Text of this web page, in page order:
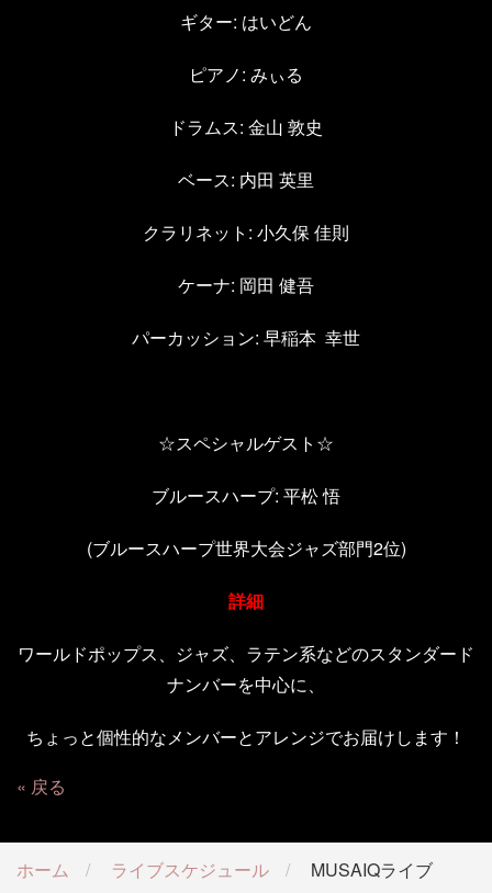
ギター: はいどん
ピアノ: みぃる
ドラムス: 金山 敦史
ベース: 内田 英里
クラリネット : 小久保 佳則
ケーナ: 岡田 健吾
パーカッション: 早稲本 幸世
☆スペシャルゲスト☆
ブルースハープ: 平松 悟
(ブルースハープ世界大会ジャズ部門2位)
詳細
ワールドポップス、ジャズ、ラテン系などのスタンダード
ナンバーを中心に、
ちょっと個性的なメンバーとアレンジでお届けします！
戻る
ホーム ライブスケジュール MUSAIQライブ